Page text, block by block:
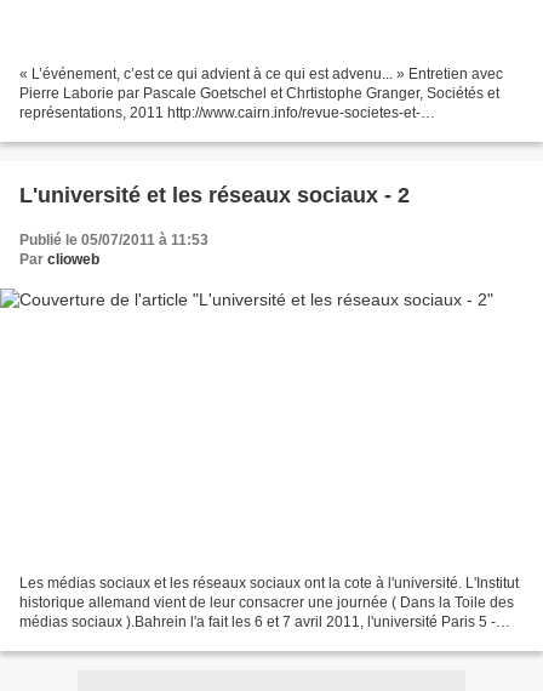
« L’événement, c’est ce qui advient à ce qui est advenu... » Entretien avec
Pierre Laborie par Pascale Goetschel et Chrtistophe Granger, Sociétés et
représentations, 2011 http://www.cairn.info/revue-societes-et-
L'université et les réseaux sociaux - 2
Publié le 05/07/2011 à 11:53
Par clioweb
Les médias sociaux et les réseaux sociaux ont la cote à l'université. L'Institut
historique allemand vient de leur consacrer une journée ( Dans la Toile des
médias sociaux ).Bahrein l'a fait les 6 et 7 avril 2011, l'université Paris 5 -